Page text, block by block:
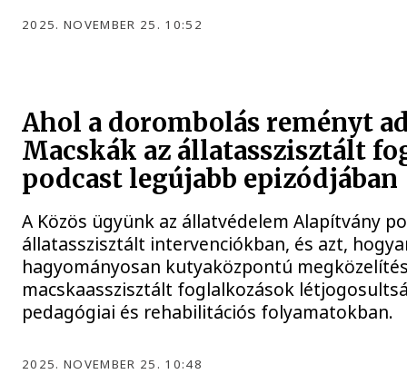
2025. NOVEMBER 25. 10:52
Ahol a dorombolás reményt
Macskák az állatasszisztált
podcast legújabb epizódjában
A Közös ügyünk az állatvédelem Alapítvány
állatasszisztált intervenciókban, és azt,
hagyományosan kutyaközpontú
macskaasszisztált foglalkozások
pedagógiai és rehabilitációs folyamatokban.
2025. NOVEMBER 25. 10:48